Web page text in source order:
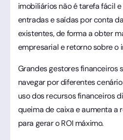
imobiliários não é tarefa fácil
entradas e saídas por conta
existentes, de forma a obter
empresarial e retorno sobre o
Grandes gestores financeiros
navegar por diferentes
uso dos recursos financeiros
queima de caixa e aumenta
para gerar o ROI máximo.